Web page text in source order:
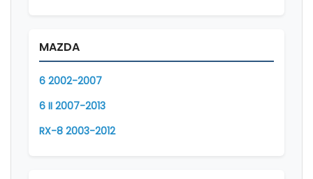
MAZDA
6 2002-2007
6 II 2007-2013
RX-8 2003-2012